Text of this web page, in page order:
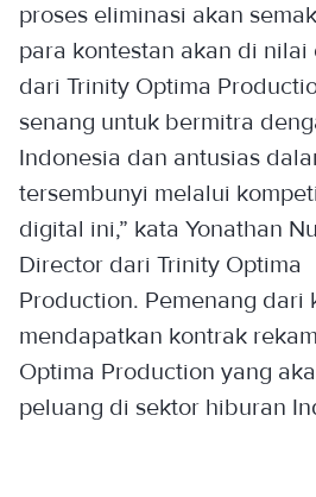
proses eliminasi akan
para kontestan akan di nilai
dari Trinity Optima
senang untuk bermitra
Indonesia dan antusias
tersembunyi melalui
digital ini,” kata Yonathan
Director dari Trinity Optima
Production. Pemenang dari
mendapatkan kontrak
Optima Production yang
peluang di sektor hiburan